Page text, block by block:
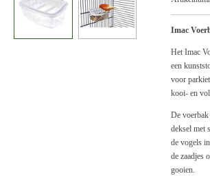
Imac
Het Imac
een
voor
kooi- en
De
deksel met
de vogels
de zaadjes
gooien.